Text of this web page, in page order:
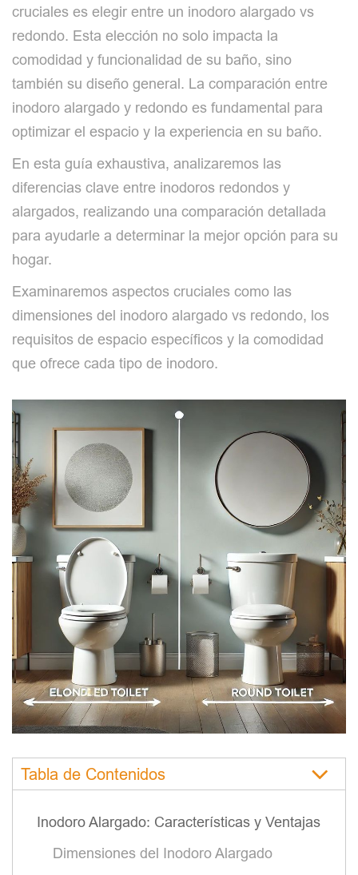
cruciales es elegir entre un inodoro alargado vs
redondo. Esta elección no solo impacta la
comodidad y funcionalidad de su baño, sino
también su diseño general. La comparación entre
inodoro alargado y redondo es fundamental para
optimizar el espacio y la experiencia en su baño.
En esta guía exhaustiva, analizaremos las
diferencias clave entre inodoros redondos y
alargados, realizando una comparación detallada
para ayudarle a determinar la mejor opción para su
hogar.
Examinaremos aspectos cruciales como las
dimensiones del inodoro alargado vs redondo, los
requisitos de espacio específicos y la comodidad
que ofrece cada tipo de inodoro.
Tabla de Contenidos
Inodoro Alargado: Características y Ventajas
Dimensiones del Inodoro Alargado